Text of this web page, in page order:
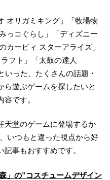
オリガミキング」「牧場物
っコぐらし」「ディズニー
カービィ スターアライズ」
フト」「太鼓の達人
いった、たくさんの話題・
ら遊ぶゲームを探したいと
です。
天堂のゲームに登場するか
いつもと違った視点から好
事もおすすめです。
」の”コスチュームデザイン